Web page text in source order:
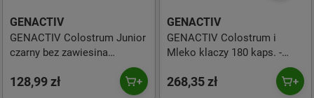
GENACTIV
GENACTIV Colostrum Junior
czarny bez zawiesina
doustna 150ml - bioaktywny
liofilizat 2h 500mg
128,99 zł
GENACTIV
GENACTIV Colostrum i
Mleko klaczy 180 kaps. -
268,35 zł